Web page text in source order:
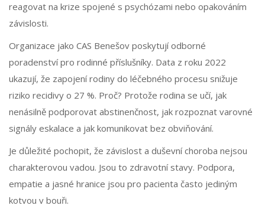
reagovat na krize spojené s psychózami nebo opakováním
závislosti.
Organizace jako CAS Benešov poskytují odborné
poradenství pro rodinné příslušníky. Data z roku 2022
ukazují, že zapojení rodiny do léčebného procesu snižuje
riziko recidivy o 27 %. Proč? Protože rodina se učí, jak
nenásilně podporovat abstinenčnost, jak rozpoznat varovné
signály eskalace a jak komunikovat bez obviňování.
Je důležité pochopit, že závislost a duševní choroba nejsou
charakterovou vadou. Jsou to zdravotní stavy. Podpora,
empatie a jasné hranice jsou pro pacienta často jediným
kotvou v bouři.